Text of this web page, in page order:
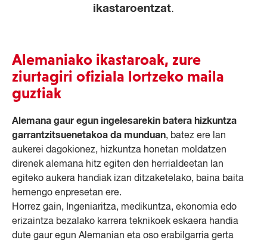
ikastaroentzat.
Alemaniako ikastaroak, zure
ziurtagiri ofiziala lortzeko maila
guztiak
Alemana gaur egun ingelesarekin batera hizkuntza
garrantzitsuenetakoa da munduan, batez ere lan
aukerei dagokionez, hizkuntza honetan moldatzen
direnek alemana hitz egiten den herrialdeetan lan
egiteko aukera handiak izan ditzaketelako, baina baita
hemengo enpresetan ere.
Horrez gain, Ingeniaritza, medikuntza, ekonomia edo
erizaintza bezalako karrera teknikoek eskaera handia
dute gaur egun Alemanian eta oso erabilgarria gerta